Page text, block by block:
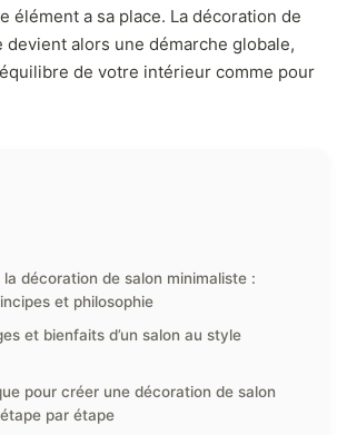
élément a sa place. La décoration de
devient alors une démarche globale,
de votre intérieur comme pour
décoration de salon minimaliste :
et philosophie
et bienfaits d’un salon au style
pour créer une décoration de salon
par étape